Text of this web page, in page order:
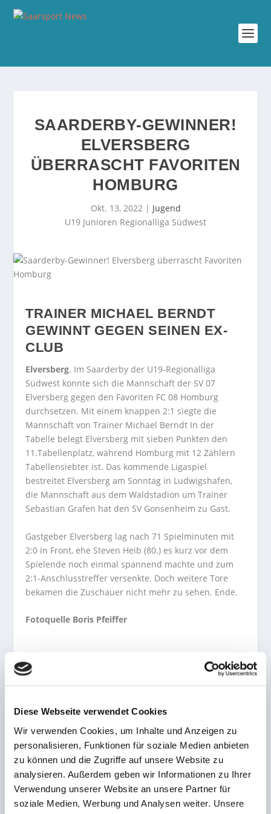
Diese Webseite verwendet Cookies
Wir verwenden Cookies, um Inhalte und Anzeigen zu
personalisieren, Funktionen für soziale Medien anbieten
zu können und die Zugriffe auf unsere Website zu
analysieren. Außerdem geben wir Informationen zu Ihrer
Verwendung unserer Website an unsere Partner für
soziale Medien, Werbung und Analysen weiter. Unsere
SAARDERBY-GEWINNER!
ELVERSBERG
ÜBERRASCHT FAVORITEN
HOMBURG
Okt. 13, 2022| Jugend
U19 Junioren Regionalliga Südwest
TRAINER MICHAEL BERNDT
GEWINNT GEGEN SEINEN EX-
CLUB
Elversberg. Im Saarderby der U19-Regionalliga
Südwest konnte sich die Mannschaft der SV 07
Elversberg gegen den Favoriten FC 08 Homburg
durchsetzen. Mit einem knappen 2:1 siegte die
Mannschaft von Trainer Michael Berndt In der
Tabelle belegt Elversberg mit sieben Punkten den
11.Tabellenplatz, während Homburg mit 12 Zählern
Tabellensiebter ist. Das kommende Ligaspiel
bestreitet Elversberg am Sonntag in Ludwigshafen,
die Mannschaft aus dem Waldstadion um Trainer
Sebastian Grafen hat den SV Gonsenheim zu Gast.
Gastgeber Elversberg lag nach 71 Spielminuten mit
2:0 in Front, ehe Steven Heib (80.) es kurz vor dem
Spielende noch einmal spannend machte und zum
2:1-Anschlusstreffer versenkte. Doch weitere Tore
bekamen die Zuschauer nicht mehr zu sehen. Ende.
Fotoquelle Boris Pfeiffer
VORHERIGE
Favorit setzt sich durch!
Hertha Wiesbach feuert
NÄCHSTE
Verleihung Sterne des
Sports in Silber im